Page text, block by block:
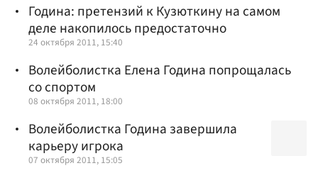
Година: претензий к Кузюткину на самом
деле накопилось предостаточно
24 октября 2011, 15:40
Волейболистка Елена Година попрощалась
со спортом
08 октября 2011, 18:00
Волейболистка Година завершила
карьеру игрока
07 октября 2011, 15:05